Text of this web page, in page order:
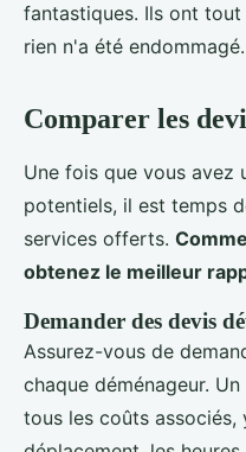
fantastiques. Ils ont
rien n'a été
Comparer les
Une fois que vous avez
potentiels, il est temps
services offerts.
obtenez le meilleur
Demander des devis
Assurez-vous de
chaque déménageur.
tous les coûts